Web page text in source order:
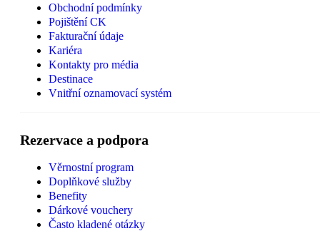
Obchodní podmínky
Pojištění CK
Fakturační údaje
Kariéra
Kontakty pro média
Destinace
Vnitřní oznamovací systém
Rezervace a podpora
Věrnostní program
Doplňkové služby
Benefity
Dárkové vouchery
Často kladené otázky